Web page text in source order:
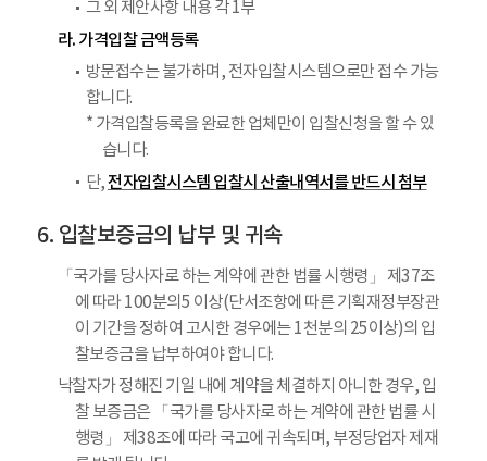
그 외 제안사항 내용 각 1부
라. 가격입찰 금액등록
방문접수는 불가하며, 전자입찰시스템으로만 접수 가능
합니다.
* 가격입찰등록을 완료한 업체만이 입찰신청을 할 수 있
습니다.
단,전자입찰시스템 입찰시 산출내역서를 반드시 첨부
입찰보증금의 납부 및 귀속
「국가를 당사자로 하는 계약에 관한 법률 시행령」 제37조
에 따라 100분의5 이상(단서조항에 따른 기획재정부장관
이 기간을 정하여 고시한 경우에는 1천분의 25이상)의 입
찰보증금을 납부하여야 합니다.
낙찰자가 정해진 기일 내에 계약을 체결하지 아니한 경우, 입
찰 보증금은 「국가를 당사자로 하는 계약에 관한 법률 시
행령」 제38조에 따라 국고에 귀속되며, 부정당업자 제재